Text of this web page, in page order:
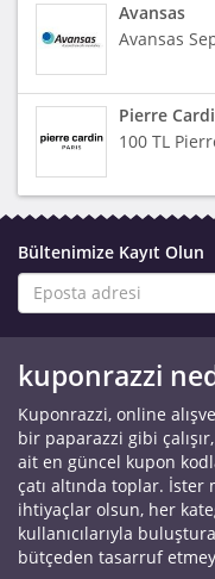
Avansas
Avansas
Pierre
100 TL
Bültenimize Kayıt Olun
kuponrazzi
Kuponrazzi, online
bir paparazzi gibi
ait en güncel kupon
çatı altında toplar.
ihtiyaçlar olsun, her
kullanıcılarıyla
bütçeden tasarruf